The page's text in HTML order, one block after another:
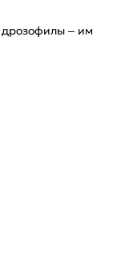
дрозофилы – им